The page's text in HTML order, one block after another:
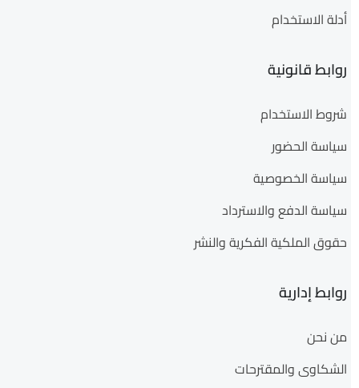
أدلة الاستخدام
روابط قانونية
شروط الاستخدام
سياسة الحضور
سياسة الخصوصية
سياسة الدفع والاسترداد
حقوق الملكية الفكرية والنشر
روابط إدارية
من نحن
الشكاوى والمقترحات